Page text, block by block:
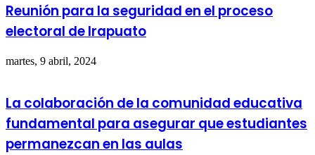
Reunión para la seguridad en el proceso
electoral de Irapuato
martes, 9 abril, 2024
La colaboración de la comunidad educativa
fundamental para asegurar que estudiantes
permanezcan en las aulas